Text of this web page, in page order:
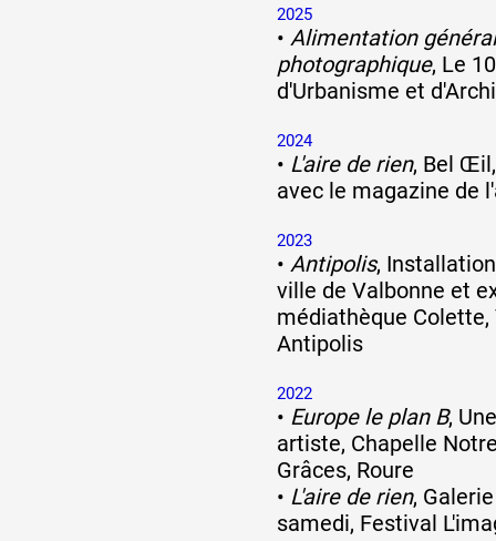
Documentation
Visites d'ateliers
Production vidéo
Formation
Événements
1% œuvres
public
2025
• Alimentation
photographique, Le
d'Urbanisme et
2024
• L'aire de rien, Bel
avec le magazine de
2023
• Antipolis,
ville de Valbonne et
médiathèque Colette,
Antipolis
2022
• Europe le plan B,
artiste, Chapelle
Grâces, Roure
• L'aire de rien,
samedi, Festival